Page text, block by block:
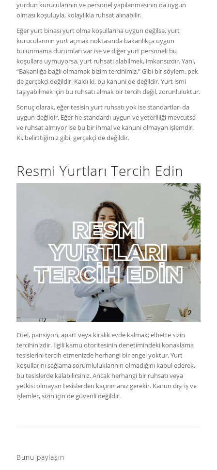
yurdun kurucularının ve personel yapılanmasının da uygun
olması koşuluyla, kolaylıkla ruhsat alınabilir.
Eğer yurt binası yurt olma koşullarına uygun değilse, yurt
kurucularının yurt açmak noktasında bakanlıkça uygun
bulunmama durumları var ise ve diğer yurt personeli bu
koşullara uymuyorsa, yurt ruhsatı alabilmek, imkansızdır. Yani,
“Bakanlığa bağlı olmamak bizim tercihimiz.” Gibi bir söylem, pek
de gerçekçi değildir. Kaldı ki, bu kanuni de değildir. Yurt ismi
taşıyabilmek için bu ruhsatı almak bir tercih değil, zorunluluktur.
Sonuç olarak, eğer tesisin yurt ruhsatı yok ise standartları da
uygun değildir. Eğer he standardı uygun ve yeterliliği mevcutsa
ve ruhsat almıyor ise bu bir ihmal ve kanuni olmayan işlemdir.
Ki, belirttiğimiz gibi, gerçekçi de değildir.
Resmi Yurtları Tercih Edin
Otel, pansiyon, apart veya kiralık evde kalmak; elbette sizin
tercihinizdir. İlgili kamu otoritesinin denetimindeki konaklama
tesislerini tercih etmenizde herhangi bir engel yoktur. Yurt
koşullarını sağlama sorumluluklarının olmadığını kabul ederek,
bu tesislerde kalabilirsiniz. Ancak herhangi bir ruhsatı veya
yetkisi olmayan tesislerden kaçınmanız gerekir. Kanun dışı iş ve
işlemler, sizin için de güvenli değildir.
Bunu paylaşın